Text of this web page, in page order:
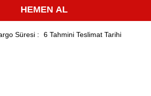
Süresi : 6 Tahmini Teslimat Tarihi